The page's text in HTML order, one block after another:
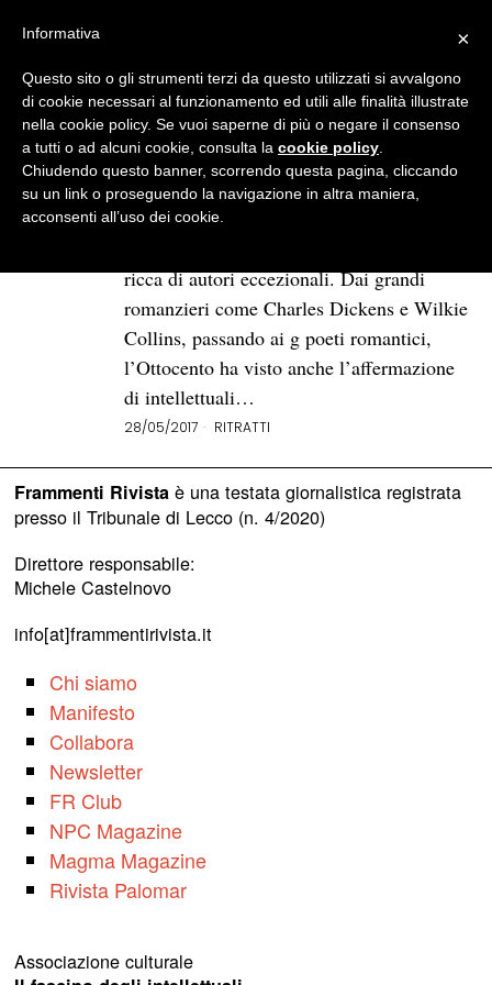
BROWSE TAG
Christina Rossetti
Christina Rossetti: la poesia
come ribellione intellettuale e
strumento di emancipazione
ricca di autori eccezionali. Dai grandi
romanzieri come Charles Dickens e Wilkie
Collins, passando ai g poeti romantici,
l’Ottocento ha visto anche l’affermazione
di intellettuali…
28/05/2017 RITRATTI
Frammenti Rivistaè una testata giornalistica registrata
presso il Tribunale di Lecco (n. 4/2020)
Direttore responsabile:
Michele Castelnovo
info[at]frammentirivista.it
Chi siamo
Manifesto
Collabora
Newsletter
FR Club
NPC Magazine
Magma Magazine
Rivista Palomar
Associazione culturale
×
Informativa
Questo sito o gli strumenti terzi da questo utilizzati si avvalgono
di cookie necessari al funzionamento ed utili alle finalità illustrate
nella cookie policy. Se vuoi saperne di più o negare il consenso
a tutti o ad alcuni cookie, consulta la cookie policy
Chiudendo questo banner, scorrendo questa pagina, cliccando
su un link o proseguendo la navigazione in altra maniera,
acconsenti all’uso dei cookie.